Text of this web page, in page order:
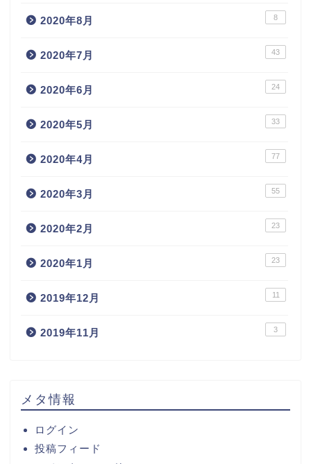
2020年8月 8
2020年7月 43
2020年6月 24
2020年5月 33
2020年4月 77
2020年3月 55
2020年2月 23
2020年1月 23
2019年12月 11
2019年11月 3
メタ情報
ログイン
投稿フィード